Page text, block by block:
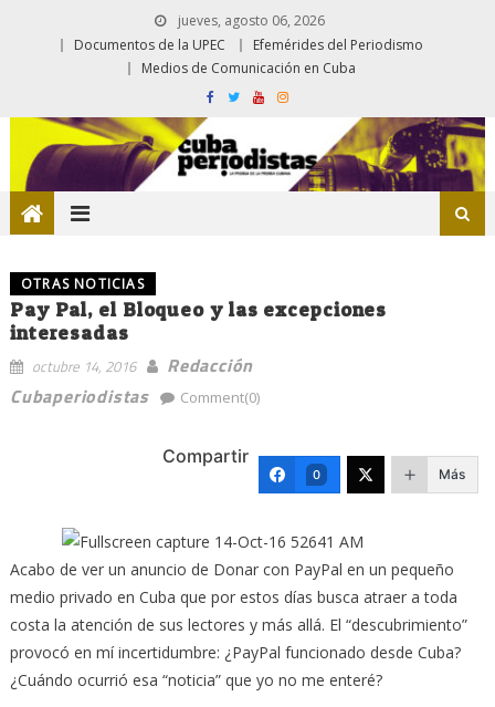
jueves, agosto 06, 2026
Documentos de la UPEC
Efemérides del Periodismo
Medios de Comunicación en Cuba
OTRAS NOTICIAS
Pay Pal, el Bloqueo y las excepciones
interesadas
octubre 14, 2016
Redacción
Cubaperiodistas
Comment(0)
Compartir
0 Más
Acabo de ver un anuncio de Donar con PayPal en un pequeño
medio privado en Cuba que por estos días busca atraer a toda
costa la atención de sus lectores y más allá. El “descubrimiento”
provocó en mí incertidumbre: ¿PayPal funcionado desde Cuba?
¿Cuándo ocurrió esa “noticia” que yo no me enteré?